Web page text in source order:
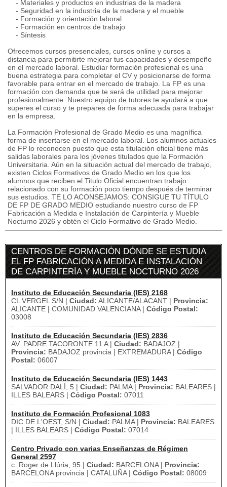
- Materiales y productos en industrias de la madera
- Seguridad en la industria de la madera y el mueble
- Formación y orientación laboral
- Formación en centros de trabajo
- Síntesis
Ofrecemos cursos presenciales, cursos online y cursos a
distancia para permitirte mejorar tus capacidades y desempeño
en el mercado laboral. Estudiar formación profesional es una
buena estrategia para completar el CV y posicionarse de forma
favorable para entrar en el mercado de trabajo. La FP es una
formación con demanda que te será de utilidad para mejorar
profesionalmente. Nuestro equipo de tutores te ayudará a que
superes el curso y te prepares de forma adecuada para trabajar
en la empresa.
La Formación Profesional de Grado Medio es una magnífica
forma de insertarse en el mercado laboral. Los alumnos actuales
de FP lo reconocen puesto que esta titulación oficial tiene más
salidas laborales para los jóvenes titulados que la Formación
Universitaria. Aún en la situación actual del mercado de trabajo,
existen Ciclos Formativos de Grado Medio en los que los
alumnos que reciben el Titulo Oficial encuentran trabajo
relacionado con su formación poco tiempo después de terminar
sus estudios. TE LO ACONSEJAMOS: CONSIGUE TU TÍTULO
DE FP DE GRADO MEDIO estudiando nuestro curso de FP
Fabricación a Medida e Instalación de Carpintería y Mueble
Nocturno 2026 y obtén el Ciclo Formativo de Grado Medio.
CENTROS DE FORMACIÓN DÓNDE SE ESTUDIA
EL FP FABRICACIÓN A MEDIDA E INSTALACIÓN
DE CARPINTERÍA Y MUEBLE NOCTURNO 2026
Instituto de Educación Secundaria (IES) 2168
CL VERGEL S/N | Ciudad: ALICANTE/ALACANT | Provincia:
ALICANTE | COMUNIDAD VALENCIANA | Código Postal:
03008
Instituto de Educación Secundaria (IES) 2836
AV. PADRE TACORONTE 11 A | Ciudad: BADAJOZ |
Provincia: BADAJOZ provincia | EXTREMADURA | Código
Postal: 06007
Instituto de Educación Secundaria (IES) 1443
SALVADOR DALÍ, 5 | Ciudad: PALMA | Provincia: BALEARES |
ILLES BALEARS | Código Postal: 07011
Instituto de Formación Profesional 1083
DIC DE L'OEST, S/N | Ciudad: PALMA | Provincia: BALEARES
| ILLES BALEARS | Código Postal: 07014
Centro Privado con varias Enseñanzas de Régimen
General 2597
c. Roger de Llúria, 95 | Ciudad: BARCELONA | Provincia:
BARCELONA provincia | CATALUÑA | Código Postal: 08009